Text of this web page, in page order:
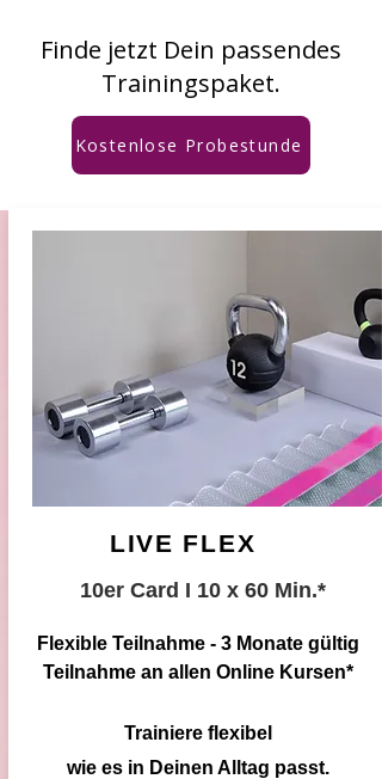
Finde jetzt Dein passendes
Trainingspaket.
Kostenlose Probestunde
LIVE FLEX
10er Card I 10 x 60 Min.*
Flexible Teilnahme - 3 Monate gültig
Teilnahme an allen Online Kursen*
Trainiere flexibel
wie es in Deinen Alltag passt.